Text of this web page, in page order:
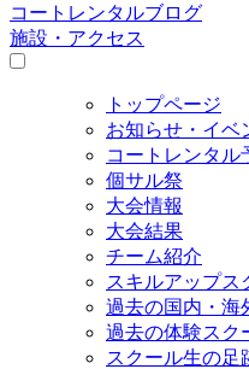
コートレンタルブログ
施設・アクセス
トップページ
お知らせ・イベ
コートレンタル
個サル祭
大会情報
大会結果
チーム紹介
スキルアップス
過去の国内・海
過去の体験スク
スクール生の足